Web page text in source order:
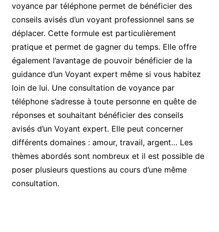
voyance par téléphone permet de bénéficier des
conseils avisés d’un voyant professionnel sans se
déplacer. Cette formule est particulièrement
pratique et permet de gagner du temps. Elle offre
également l’avantage de pouvoir bénéficier de la
guidance d’un Voyant expert même si vous habitez
loin de lui. Une consultation de voyance par
téléphone s’adresse à toute personne en quête de
réponses et souhaitant bénéficier des conseils
avisés d’un Voyant expert. Elle peut concerner
différents domaines : amour, travail, argent… Les
thèmes abordés sont nombreux et il est possible de
poser plusieurs questions au cours d’une même
consultation.